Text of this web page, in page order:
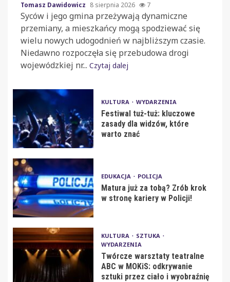
Tomasz Dawidowicz 8 sierpnia 2026 7
Syców i jego gmina przeżywają dynamiczne
przemiany, a mieszkańcy mogą spodziewać się
wielu nowych udogodnień w najbliższym czasie.
Niedawno rozpoczęła się przebudowa drogi
wojewódzkiej nr... Czytaj dalej
KULTURA WYDARZENIA
Festiwal tuż-tuż: kluczowe
zasady dla widzów, które
warto znać
EDUKACJA POLICJA
Matura już za tobą? Zrób krok
w stronę kariery w Policji!
KULTURA
SZTUKA
WYDARZENIA
Twórcze warsztaty teatralne
ABC w MOKiS: odkrywanie
sztuki przez ciało i wyobraźnię